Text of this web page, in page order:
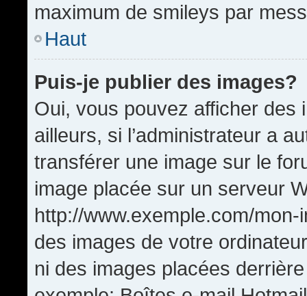
maximum de smileys par
Haut
Puis-je publier des images?
Oui, vous pouvez afficher
ailleurs, si l’administrateur a
transférer une image sur le
image placée sur un serveur
http://www.exemple.com/
des images de votre
ni des images placées